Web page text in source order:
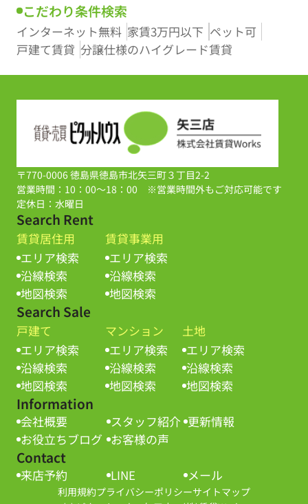
こだわり条件検索
インターネット無料 家賃3万円以下 ペット可
戸建て賃貸 分譲仕様のハイグレード賃貸
〒770-0006 徳島県徳島市北矢三町３丁目2-2
営業時間：10：00～18：00 ※営業時間外もご対応可能です
定休日：水曜日
Search Rent
賃貸居住用
エリア検索
沿線検索
地図検索
賃貸事業用
エリア検索
沿線検索
地図検索
Search Sale
戸建て
エリア検索
沿線検索
地図検索
マンション
エリア検索
沿線検索
地図検索
土地
エリア検索
沿線検索
地図検索
Information
会社概要 スタッフ紹介 更新情報
お役立ちブログ お客様の声
Contact
来店予約 LINE メール
利用規約プライバシーポリシーサイトマップ